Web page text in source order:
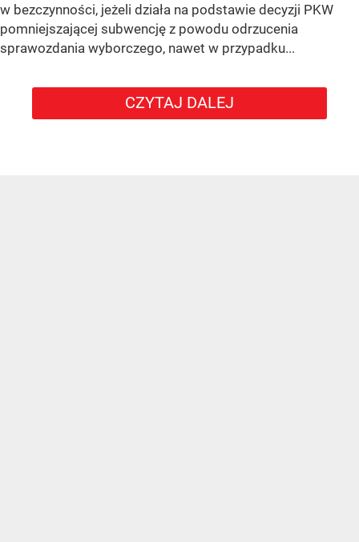
w bezczynności, jeżeli działa na podstawie decyzji PKW
pomniejszającej subwencję z powodu odrzucenia
sprawozdania wyborczego, nawet w przypadku...
CZYTAJ DALEJ